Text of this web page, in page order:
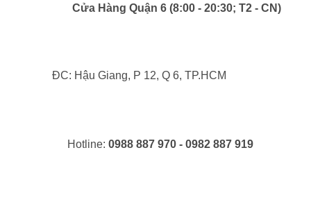
Cửa Hàng Quận 6 (8:00 - 20:30; T2 - CN)
ĐC: Hậu Giang, P 12, Q 6, TP.HCM
Hotline: 0988 887 970 - 0982 887 919